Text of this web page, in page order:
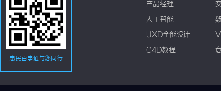
惠民百事通与您同行
产品经理
人工智能
UXD全能设计
C4D教程